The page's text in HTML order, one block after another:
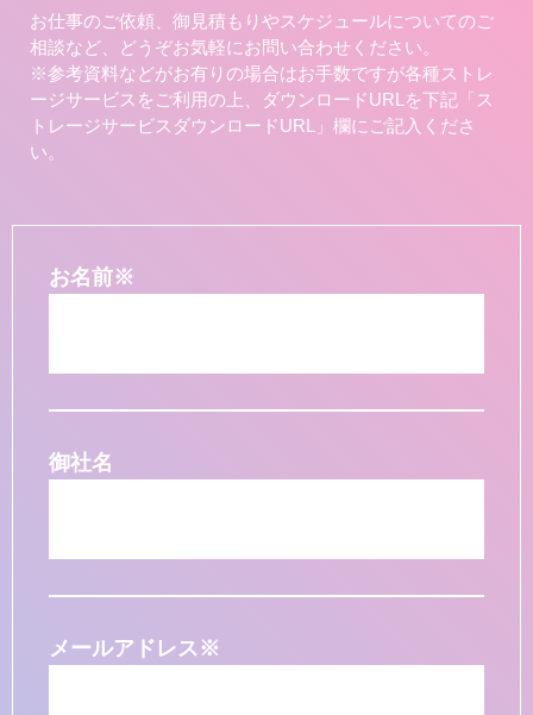
お仕事のご依頼、御見積もりやスケジュールについてのご
相談など、どうぞお気軽にお問い合わせください。
※参考資料などがお有りの場合はお手数ですが各種ストレ
ージサービスをご利用の上、ダウンロードURLを下記「ス
トレージサービスダウンロードURL」欄にご記入くださ
い。
お名前※
御社名
メールアドレス ※